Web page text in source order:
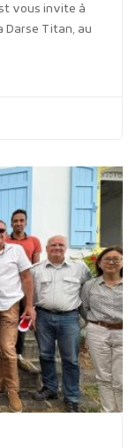
vous invite à
Darse Titan, au